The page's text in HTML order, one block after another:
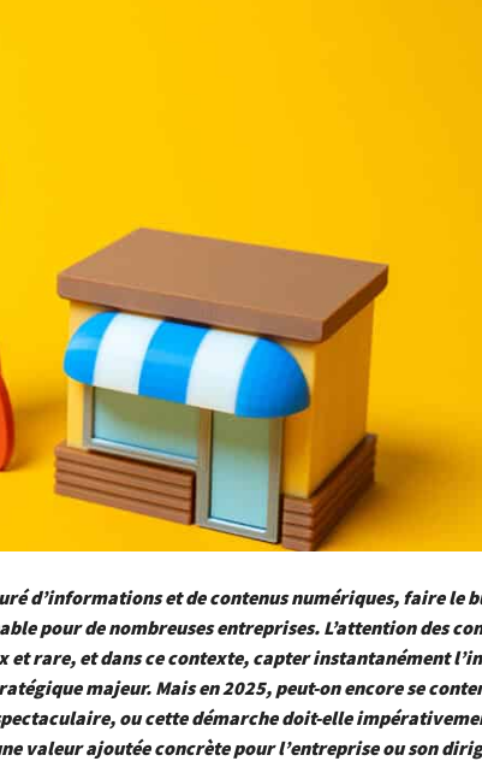
d’informations et de contenus numériques, faire le
pour de nombreuses entreprises. L’attention des
et rare, et dans ce contexte, capter instantanément
majeur. Mais en 2025, peut-on encore se
ou cette démarche doit-elle
valeur ajoutée concrète pour l’entreprise ou son